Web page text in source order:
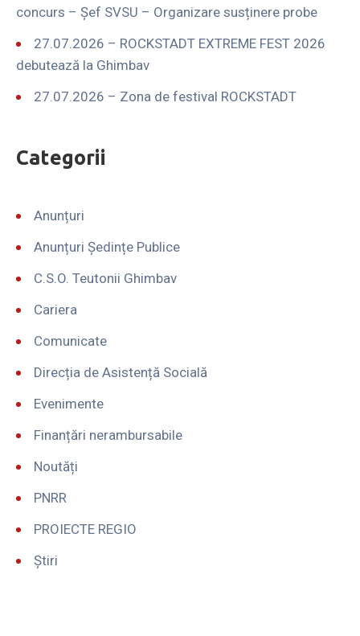
concurs – Șef SVSU – Organizare susținere probe
27.07.2026 – ROCKSTADT EXTREME FEST 2026
debutează la Ghimbav
27.07.2026 – Zona de festival ROCKSTADT
Categorii
Anunțuri
Anunțuri Ședințe Publice
C.S.O. Teutonii Ghimbav
Cariera
Comunicate
Direcția de Asistență Socială
Evenimente
Finanțări nerambursabile
Noutăți
PNRR
PROIECTE REGIO
Știri